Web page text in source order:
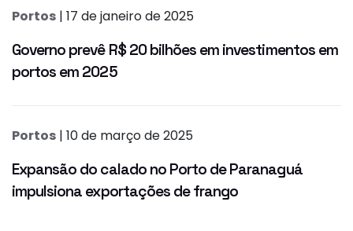
Portos | 17 de janeiro de 2025
Governo prevê R$ 20 bilhões em investimentos em
portos em 2025
Portos | 10 de março de 2025
Expansão do calado no Porto de Paranaguá
impulsiona exportações de frango